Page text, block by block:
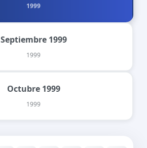
1999
Septiembre 1999
1999
Octubre 1999
1999